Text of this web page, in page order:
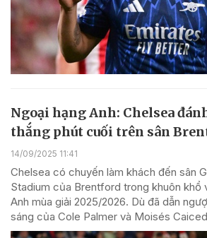
Ngoại hạng Anh: Chelsea
thắng phút cuối trên sân
14/09/2025 11:41
Chelsea có chuyến làm khách đến sân
Stadium của Brentford trong khuôn khổ
Anh mùa giải 2025/2026. Dù đã dẫn
sáng của Cole Palmer và Moisés